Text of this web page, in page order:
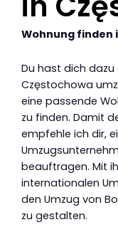
Wohnung finden
Du hast dich
Częstochowa
eine passende
zu finden. Damit
empfehle ich dir,
beauftragen. Mit
internationalen
den Umzug von
zu gestalten.